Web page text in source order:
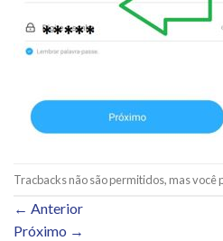
Tracbacks não são permitidos, mas você
← Anterior
Próximo →